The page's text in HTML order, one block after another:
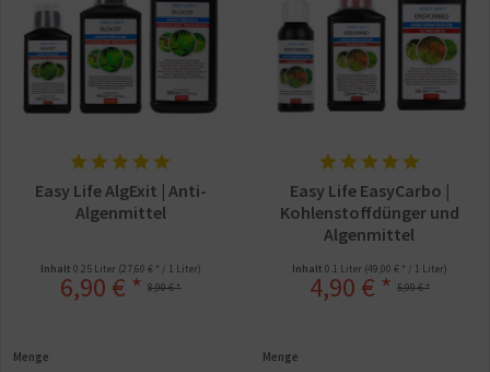
Easy Life AlgExit | Anti-
Algenmittel
Inhalt 0.25 Liter (27,60 € * / 1 Liter)
6,90 € * 8,90 € *
Menge
Easy Life EasyCarbo |
Kohlenstoffdünger und
Algenmittel
Inhalt 0.1 Liter (49,00 € * / 1 Liter)
4,90 € * 5,99 € *
Menge